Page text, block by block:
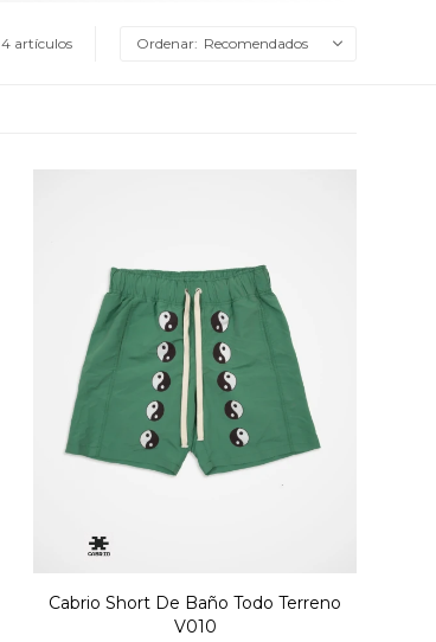
4 artículos Recomendados
Cabrio Short De Baño Todo Terreno
V010